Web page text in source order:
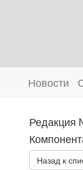
Новости
Редакция
Назад к